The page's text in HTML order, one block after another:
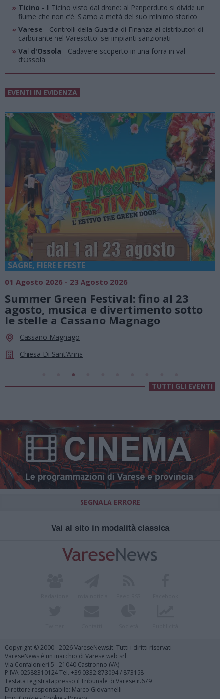
» Ticino - Il Ticino visto dal drone: al Panperduto si divide un
fiume che non c’è. Siamo a metà del suo minimo storico
» Varese - Controlli della Guardia di Finanza ai distributori di
carburante nel Varesotto: sei impianti sanzionati
» Val d'Ossola - Cadavere scoperto in una forra in val
d’Ossola
EVENTI IN EVIDENZA
SAGRE, FIERE E FESTE
01 Agosto 2026 - 23 Agosto 2026
Summer Green Festival: fino al 23
agosto, musica e divertimento sotto
le stelle a Cassano Magnago
Cassano Magnago
Chiesa Di Sant’Anna
TUTTI GLI EVENTI
SEGNALA ERRORE
Vai al sito in modalità classica
Copyright © 2000 - 2026 VareseNews.it. Tutti i diritti riservati
VareseNews è un marchio di Varese web srl
Via Confalonieri 5 - 21040 Castronno (VA)
P.IVA 02588310124 Tel. +39.0332.873094 / 873168
Testata registrata presso il Tribunale di Varese n.679
Direttore responsabile: Marco Giovannelli